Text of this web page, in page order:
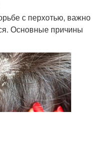
с перхотью, важно
Основные причины